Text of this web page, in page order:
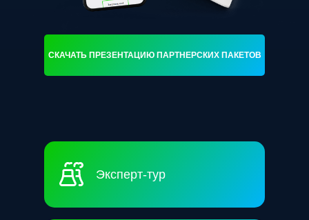
СКАЧАТЬ ПРЕЗЕНТАЦИЮ ПАРТНЕРСКИХ ПАКЕТОВ
Эксперт-тур